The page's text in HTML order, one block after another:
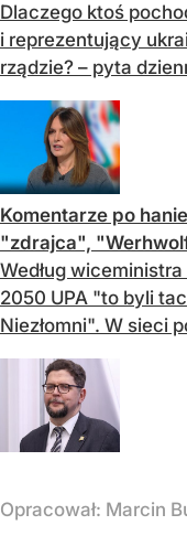
Dlaczego ktoś
i reprezentujący
rządzie? – pyta
Komentarze po
"zdrajca",
Według
2050 UPA "to byli
Niezłomni". W sieci
Opracował: Marcin